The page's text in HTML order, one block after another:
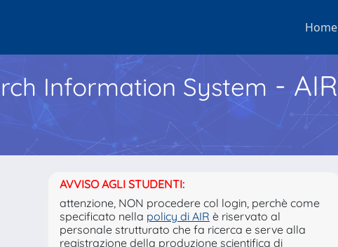
Home
Information System - AIR
AVVISO AGLI STUDENTI:
attenzione, NON procedere col login, perchè come
specificato nella policy di AIR è riservato al
personale strutturato che fa ricerca e serve alla
registrazione della produzione scientifica di